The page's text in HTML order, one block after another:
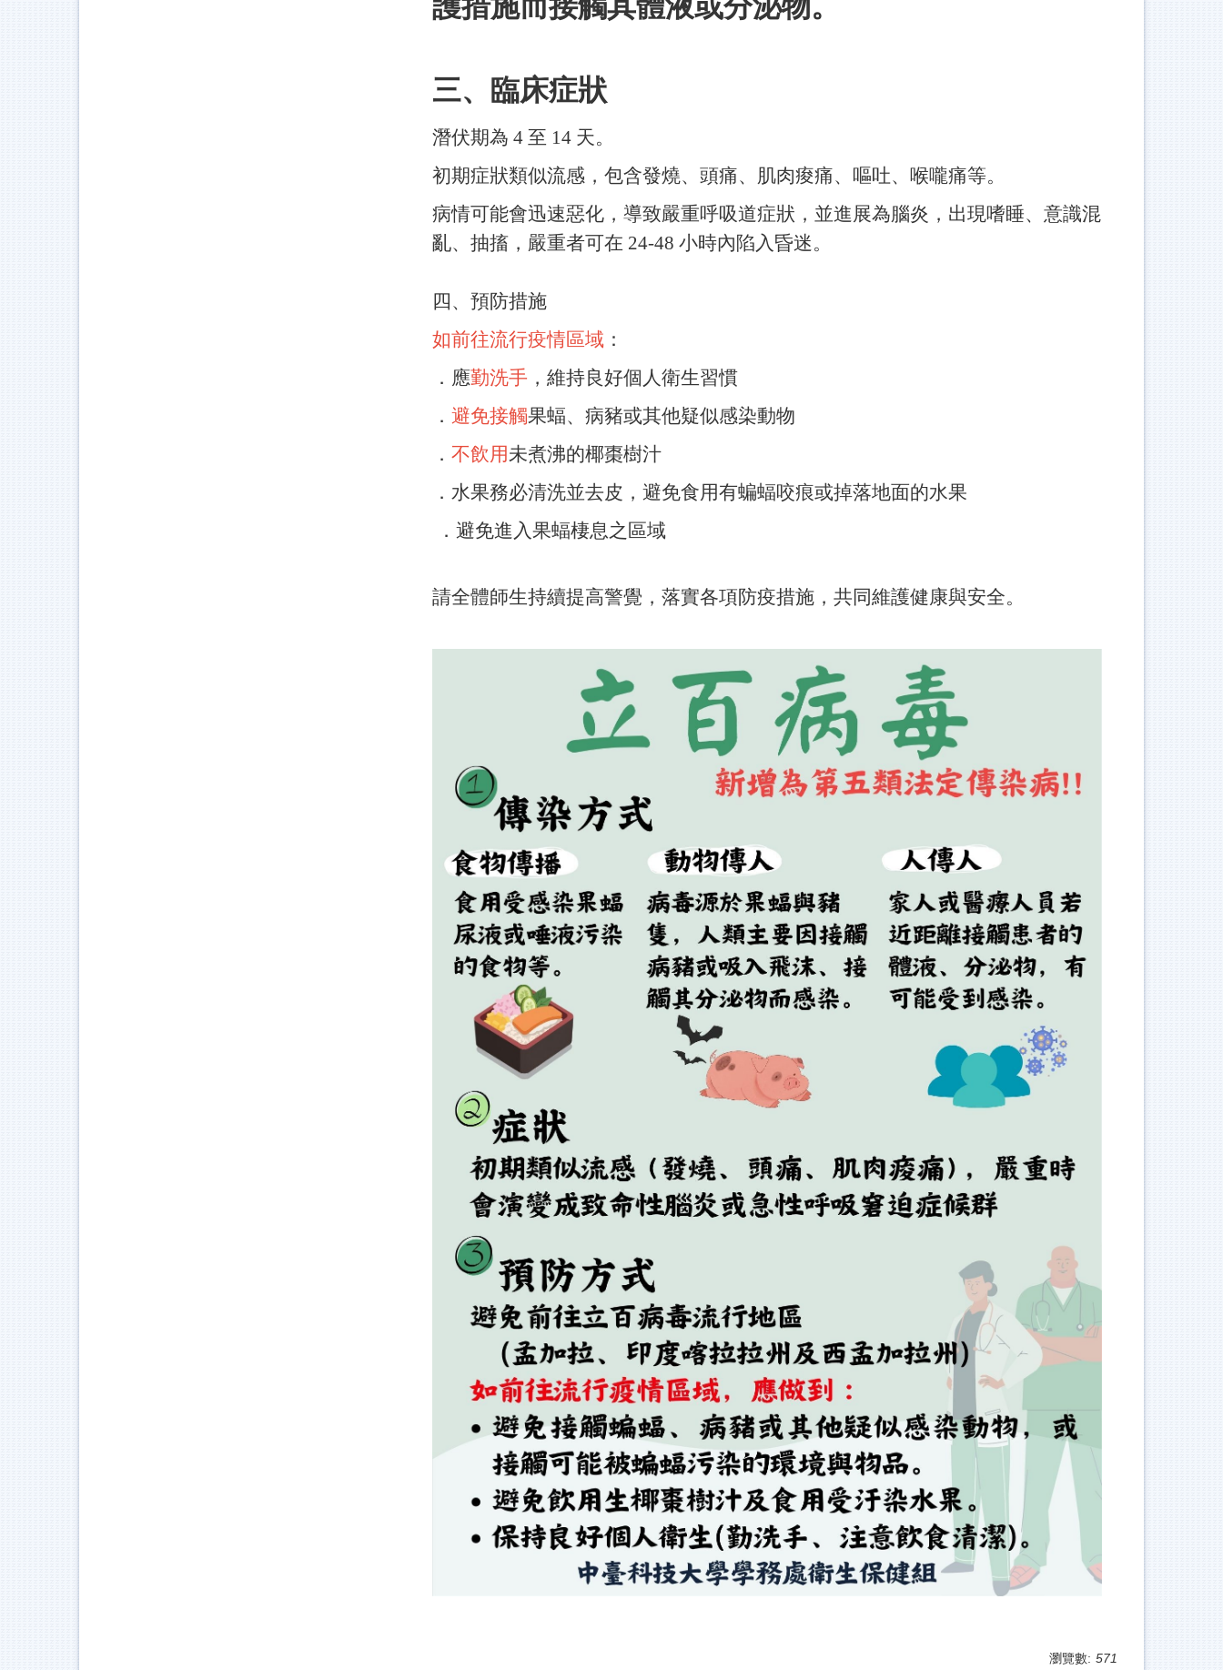
護措施而接觸其體液或分泌物。
三、臨床症狀
潛伏期為 4 至 14 天。
初期症狀類似流感，包含發燒、頭痛、肌肉痠痛、嘔吐、喉嚨痛等。
病情可能會迅速惡化，導致嚴重呼吸道症狀，並進展為腦炎，出現嗜睡、意識混
亂、抽搐，嚴重者可在 24-48 小時內陷入昏迷。
四、預防措施
如前往流行疫情區域 ：
． 應勤洗手 ，維持良好個人衛生習慣
． 避免接觸果蝠、病豬或其他疑似感染動物
． 不飲用未煮沸的椰棗樹汁
．水果務必清洗並去皮，避免食用有蝙蝠咬痕或掉落地面的水果
．避免進入果蝠棲息之區域
請全體師生持續提高警覺，落實各項防疫措施，共同維護健康與安全。
瀏覽數: 571